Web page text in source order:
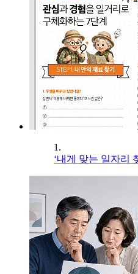
1.
‘내게 맞는 일자리